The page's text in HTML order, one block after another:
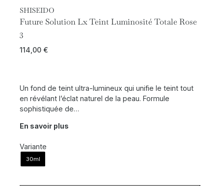
SHISEIDO
Future Solution Lx Teint Luminosité Totale Rose
3
114,00 €
Un fond de teint ultra-lumineux qui unifie le teint tout
en révélant l’éclat naturel de la peau. Formule
sophistiquée de…
En savoir plus
Variante
30ml